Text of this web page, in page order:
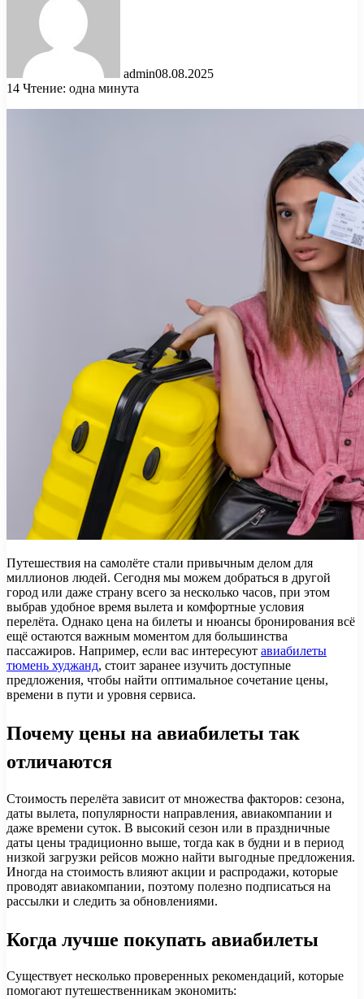
admin08.08.2025
14 Чтение: одна минута
Путешествия на самолёте стали привычным делом для
миллионов людей. Сегодня мы можем добраться в другой
город или даже страну всего за несколько часов, при этом
выбрав удобное время вылета и комфортные условия
перелёта. Однако цена на билеты и нюансы бронирования всё
ещё остаются важным моментом для большинства
пассажиров. Например, если вас интересуют авиабилеты
тюмень худжанд, стоит заранее изучить доступные
предложения, чтобы найти оптимальное сочетание цены,
времени в пути и уровня сервиса.
Почему цены на авиабилеты так
отличаются
Стоимость перелёта зависит от множества факторов: сезона,
даты вылета, популярности направления, авиакомпании и
даже времени суток. В высокий сезон или в праздничные
даты цены традиционно выше, тогда как в будни и в период
низкой загрузки рейсов можно найти выгодные предложения.
Иногда на стоимость влияют акции и распродажи, которые
проводят авиакомпании, поэтому полезно подписаться на
рассылки и следить за обновлениями.
Когда лучше покупать авиабилеты
Существует несколько проверенных рекомендаций, которые
помогают путешественникам экономить: